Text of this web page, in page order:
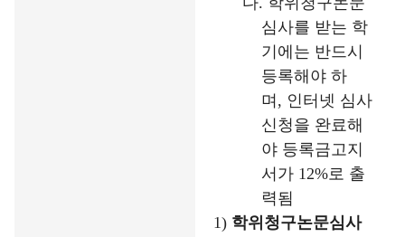
심사를 받는 학
기에는 반드시
등록해야 하
며 , 인터넷 심사
신청을 완료해
야 등록금고지
서가 12%로 출
력됨
1) 학위청구논문심사